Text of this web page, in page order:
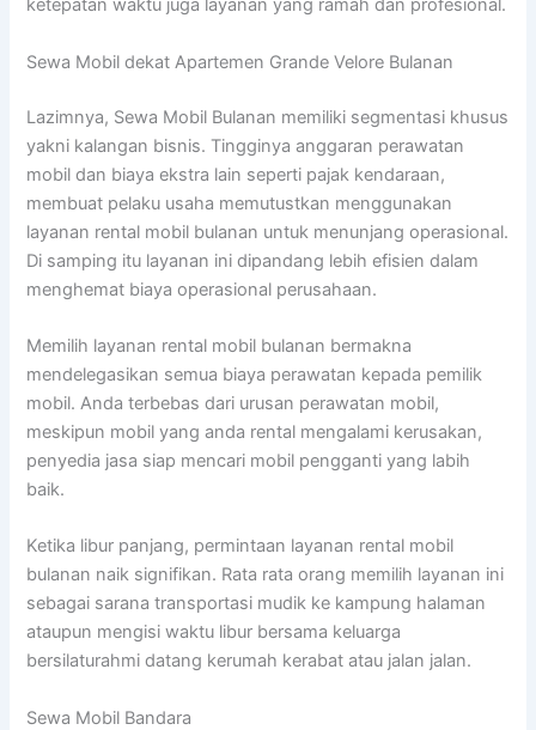
ketepatan waktu juga layanan yang ramah dan profesional.
Sewa Mobil dekat Apartemen Grande Velore Bulanan
Lazimnya, Sewa Mobil Bulanan memiliki segmentasi khusus
yakni kalangan bisnis. Tingginya anggaran perawatan
mobil dan biaya ekstra lain seperti pajak kendaraan,
membuat pelaku usaha memutustkan menggunakan
layanan rental mobil bulanan untuk menunjang operasional.
Di samping itu layanan ini dipandang lebih efisien dalam
menghemat biaya operasional perusahaan.
Memilih layanan rental mobil bulanan bermakna
mendelegasikan semua biaya perawatan kepada pemilik
mobil. Anda terbebas dari urusan perawatan mobil,
meskipun mobil yang anda rental mengalami kerusakan,
penyedia jasa siap mencari mobil pengganti yang labih
baik.
Ketika libur panjang, permintaan layanan rental mobil
bulanan naik signifikan. Rata rata orang memilih layanan ini
sebagai sarana transportasi mudik ke kampung halaman
ataupun mengisi waktu libur bersama keluarga
bersilaturahmi datang kerumah kerabat atau jalan jalan.
Sewa Mobil Bandara